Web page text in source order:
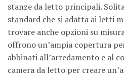
stanze da letto principali.
standard che si adatta ai letti
trovare anche opzioni su
offrono un’ampia copertura
abbinati all’arredamento e al
camera da letto per creare